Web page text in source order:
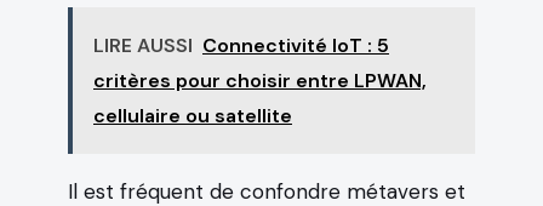
LIRE AUSSI Connectivité IoT : 5
critères pour choisir entre LPWAN,
cellulaire ou satellite
Il est fréquent de confondre métavers et